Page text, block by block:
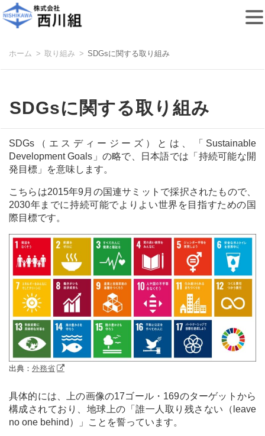
動
ホーム 取り組み SDGsに関する取り組み
SDGsに関する取り組み
SDGs（エスディージーズ）とは、「Sustainable
Development Goals」の略で、日本語では「持続可能な開
発目標」を意味します。
こちらは2015年9月の国連サミットで採択されたもので、
2030年までに持続可能でよりよい世界を目指すための国
際目標です。
出典： 外務省
具体的には、上の画像の17ゴール・169のターゲットから
構成されており、地球上の「誰一人取り残さない（leave
no one behind）」ことを誓っています。